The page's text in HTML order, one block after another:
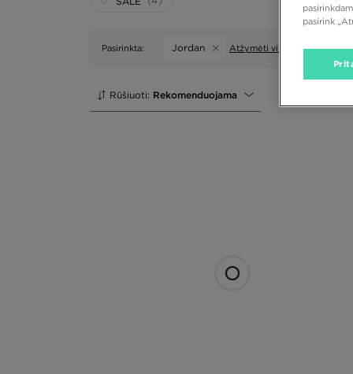
Pasirinkta: Jordan Atžymėti visus
Rūšiuoti: Rekomenduojama
pasirink